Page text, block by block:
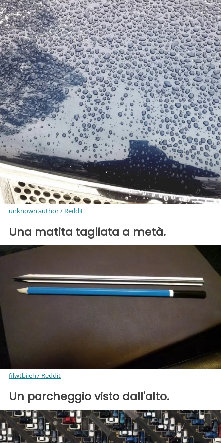
unknown author / Reddit
Una matita tagliata a metà.
filwtbiieh / Reddit
Un parcheggio visto dall'alto.